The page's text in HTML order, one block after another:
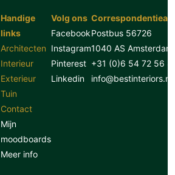
Handige
links
Architecten
Interieur
Exterieur
Tuin
Contact
Mijn
moodboards
Meer info
Volg ons
Facebook
Instagram
Pinterest
Linkedin
Postbus 56726
1040 AS Amsterdam
+31 (0)6 54 72 56
info@bestinteriors.nl